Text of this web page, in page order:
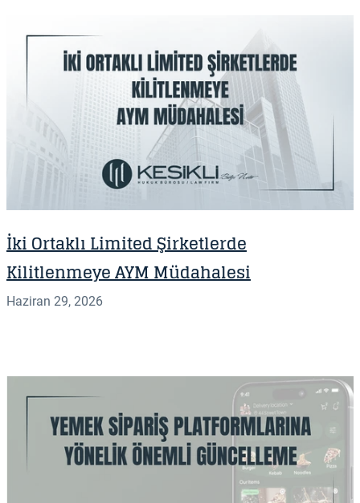
İki Ortaklı Limited Şirketlerde
Kilitlenmeye AYM Müdahalesi
Haziran 29, 2026